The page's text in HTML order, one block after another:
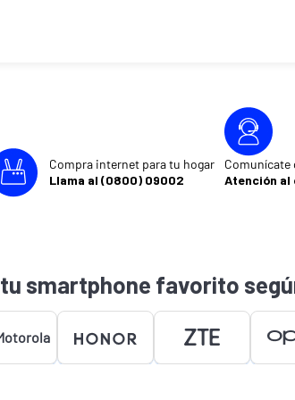
Compra internet para tu hogar
Llama al (0800) 09002
Atención al
tu smartphone favorito